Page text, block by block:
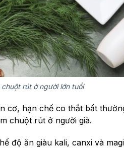
rút ở người lớn tuổi
cơ, hạn chế co thắt bất
chuột rút ở người già.
độ ăn giàu kali, canxi và